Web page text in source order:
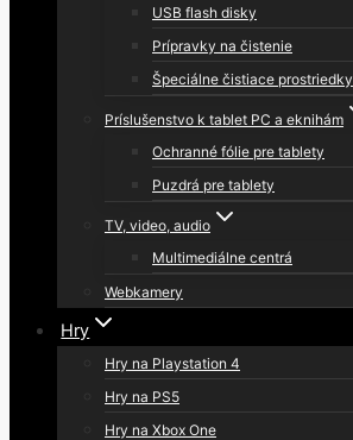
USB flash disky
Prípravky na čistenie
Špeciálne čistiace prostriedky
Príslušenstvo k tablet PC a eknihám
Ochranné fólie pre tablety
Puzdrá pre tablety
TV, video, audio
Multimediálne centrá
Webkamery
Hry
Hry na Playstation 4
Hry na PS5
Hry na Xbox One